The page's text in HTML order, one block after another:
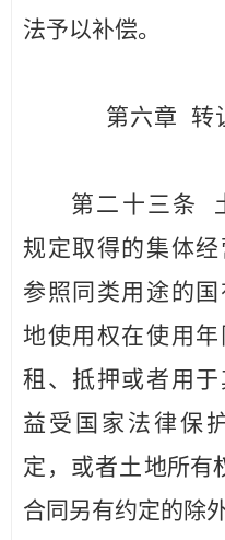
法予以补偿。
第六章 转
第二十三条
规定取得的集体经
参照同类用途的
地使用权在使用
租、抵押或者用
益受国家法律保
定，或者土地所有
合同另有约定的除外